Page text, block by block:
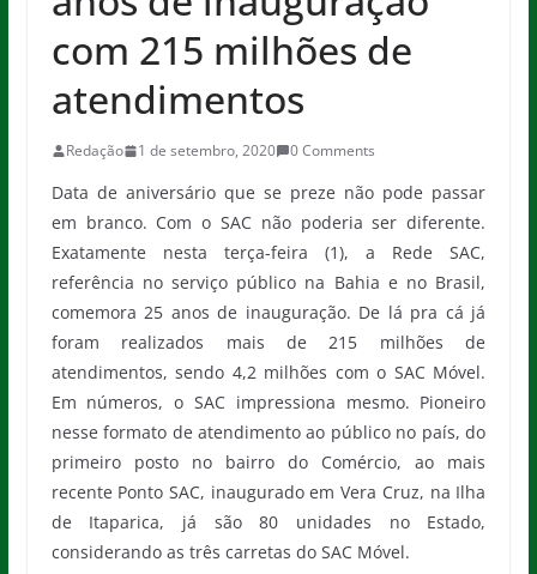
com 215 milhões de
atendimentos
Redação 1 de setembro, 2020 0 Comments
Data de aniversário que se preze não pode passar
em branco. Com o SAC não poderia ser diferente.
Exatamente nesta terça-feira (1), a Rede SAC,
referência no serviço público na Bahia e no Brasil,
comemora 25 anos de inauguração. De lá pra cá já
foram realizados mais de 215 milhões de
atendimentos, sendo 4,2 milhões com o SAC Móvel.
Em números, o SAC impressiona mesmo. Pioneiro
nesse formato de atendimento ao público no país, do
primeiro posto no bairro do Comércio, ao mais
recente Ponto SAC, inaugurado em Vera Cruz, na Ilha
de Itaparica, já são 80 unidades no Estado,
considerando as três carretas do SAC Móvel.